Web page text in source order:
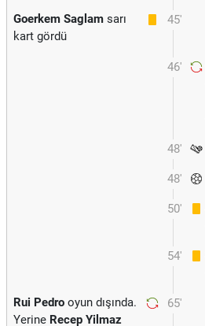
45'
Goerkem Saglam sarı
kart gördü
46'
48'
48'
50'
54'
65'
Rui Pedro oyun dışında.
Yerine Recep Yilmaz